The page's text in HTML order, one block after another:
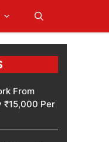
From
₹15,000 Per